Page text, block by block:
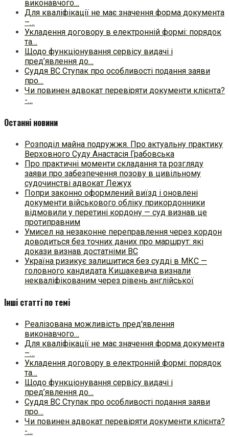
виконавчого…
Для кваліфікації не має значення форма документа
–…
Укладення договору в електронній формі: порядок
та…
Щодо функціонування сервісу видачі і
пред’явлення до…
Суддя ВС Ступак про особливості подання заяви
про…
Чи повинен адвокат перевіряти документи клієнта?
-…
Останні новини
Розподіл майна подружжя. Про актуальну практику
Верховного Суду Анастасія Грабовська
Про практичні моменти складання та розгляду
заяви про забезпечення позову в цивільному
судочинстві адвокат Лежух
Попри законно оформлений виїзд і оновлені
документи військового обліку прикордонники
відмовили у перетині кордону — суд визнав це
протиправним
Умисел на незаконне переправлення через кордон
доводиться без точних даних про маршрут: які
докази визнав достатніми ВС
Україна ризикує залишитися без судді в МКС —
головного кандидата Кишакевича визнали
некваліфікованим через рівень англійської
Інші статті по темі
Реалізована можливість пред'явлення
виконавчого…
Для кваліфікації не має значення форма документа
–…
Укладення договору в електронній формі: порядок
та…
Щодо функціонування сервісу видачі і
пред’явлення до…
Суддя ВС Ступак про особливості подання заяви
про…
Чи повинен адвокат перевіряти документи клієнта?
-…